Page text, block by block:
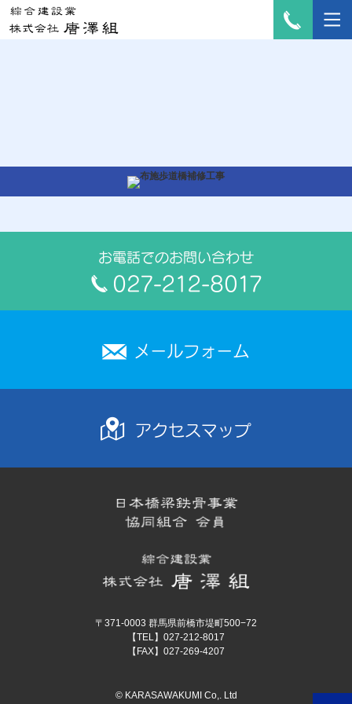
〒371-0003 群馬県前橋市堤町500−72
【TEL】027-212-8017
【FAX】027-269-4207
© KARASAWAKUMI Co,. Ltd